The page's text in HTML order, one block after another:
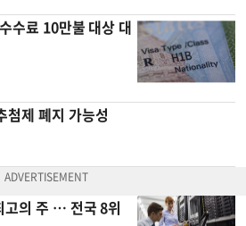
수료 10만불 대상 대
첨제 폐지 가능성
고의 주 … 전국 8위